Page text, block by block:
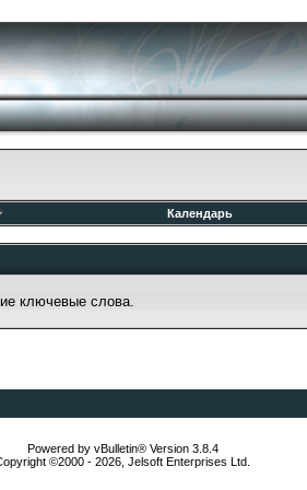
Календарь
ключевые слова.
Powered by vBulletin® Version 3.8.4
©2000 - 2026, Jelsoft Enterprises Ltd.